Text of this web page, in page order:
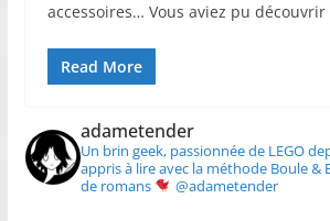
accessoires… Vous aviez pu découvrir
Read More
adametender
Un brin geek, passionnée de LEGO
appris à lire avec la méthode Boule &
de romans
@adametender